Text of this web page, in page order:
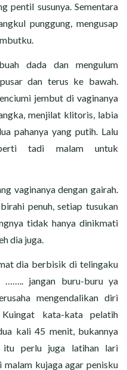
pentil susunya. Sementara
punggung, mengusap
dada dan mengulum
dan terus ke bawah.
jembut di vaginanya
menjilat klitoris, labia
pahanya yang putih. Lalu
tadi malam untuk
vaginanya dengan gairah.
penuh, setiap tusukan
tidak hanya dinikmati
dia juga.
dia berbisik di telingaku
…….. jangan buru-buru ya
mengendalikan diri
kata-kata pelatih
kali 45 menit, bukannya
itu perlu juga latihan lari
kujaga agar penisku